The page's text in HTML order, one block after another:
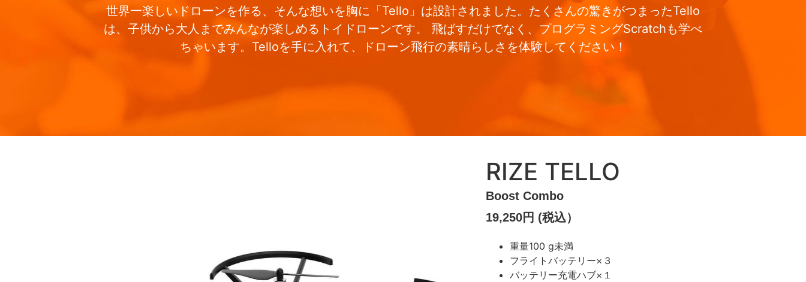
世界一楽しいドローンを作る、そんな想いを胸に「Tello」は設計されました。たくさんの驚きがつまったTello
は、子供から大人までみんなが楽しめるトイドローンです。 飛ばすだけでなく、プログラミングScratchも学べ
ちゃいます。Telloを手に入れて、ドローン飛行の素晴らしさを体験してください！
RIZE TELLO
Boost Combo
19,250円 (税込）
重量100 g未満
フライトバッテリー×３
バッテリー充電ハブ×１